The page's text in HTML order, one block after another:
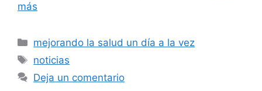
más
Categorías
mejorando la salud un día a la vez
Etiquetas
noticias
Deja un comentario